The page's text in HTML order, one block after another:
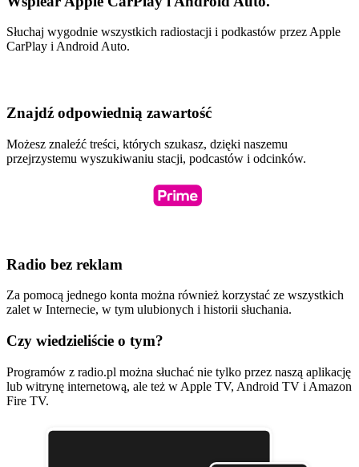
Słuchaj wygodnie wszystkich radiostacji i podkastów przez Apple
CarPlay i Android Auto.
Znajdź odpowiednią zawartość
Możesz znaleźć treści, których szukasz, dzięki naszemu
przejrzystemu wyszukiwaniu stacji, podcastów i odcinków.
Radio bez reklam
Za pomocą jednego konta można również korzystać ze wszystkich
zalet w Internecie, w tym ulubionych i historii słuchania.
Czy wiedzieliście o tym?
Programów z radio.pl można słuchać nie tylko przez naszą aplikację
lub witrynę internetową, ale też w Apple TV, Android TV i Amazon
Fire TV.